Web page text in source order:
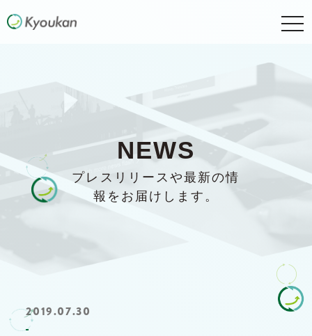
NEWS
プレスリリースや最新の情
報をお届けします。
2019.07.30